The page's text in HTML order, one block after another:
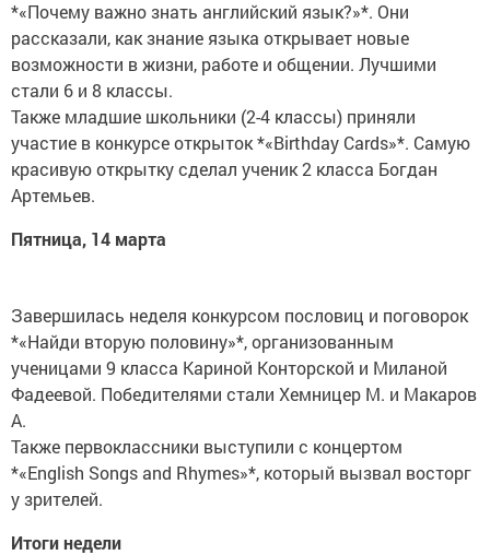
*«Почему важно знать английский язык?»*. Они
рассказали, как знание языка открывает новые
возможности в жизни, работе и общении. Лучшими
стали 6 и 8 классы.
Также младшие школьники (2-4 классы) приняли
участие в конкурсе открыток *«Birthday Cards»*. Самую
красивую открытку сделал ученик 2 класса Богдан
Артемьев.
Пятница, 14 марта
Завершилась неделя конкурсом пословиц и поговорок
*«Найди вторую половину»*, организованным
ученицами 9 класса Кариной Конторской и Миланой
Фадеевой. Победителями стали Хемницер М. и Макаров
А.
Также первоклассники выступили с концертом
*«English Songs and Rhymes»*, который вызвал восторг
у зрителей.
Итоги недели